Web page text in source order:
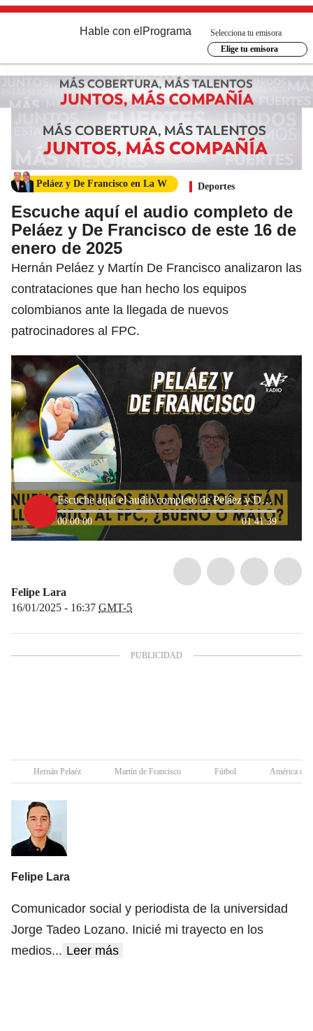
Hable con el Programa
Selecciona tu emisora
Elige tu emisora
Peláez y De Francisco en La W Deportes
Escuche aquí el audio completo de
Peláez y De Francisco de este 16 de
enero de 2025
Hernán Peláez y Martín De Francisco analizaron las
contrataciones que han hecho los equipos
colombianos ante la llegada de nuevos
patrocinadores al FPC.
Escuche aquí el audio completo de Peláez y De Francisco de este 16 de enero de 2025
00:00:00 01:41:39
Felipe Lara
16/01/2025 - 16:37 GMT-5
Hernán Pelaéz Martín de Francisco Fútbol América de
Felipe Lara
Comunicador social y periodista de la universidad
Jorge Tadeo Lozano. Inicié mi trayecto en los
medios... Leer más